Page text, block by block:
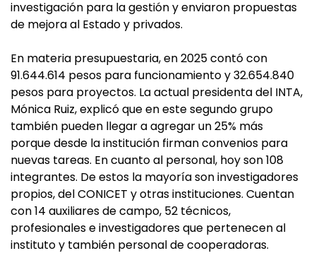
investigación para la gestión y enviaron propuestas
de mejora al Estado y privados.
En materia presupuestaria, en 2025 contó con
91.644.614 pesos para funcionamiento y 32.654.840
pesos para proyectos. La actual presidenta del INTA,
Mónica Ruiz, explicó que en este segundo grupo
también pueden llegar a agregar un 25% más
porque desde la institución firman convenios para
nuevas tareas. En cuanto al personal, hoy son 108
integrantes. De estos la mayoría son investigadores
propios, del CONICET y otras instituciones. Cuentan
con 14 auxiliares de campo, 52 técnicos,
profesionales e investigadores que pertenecen al
instituto y también personal de cooperadoras.